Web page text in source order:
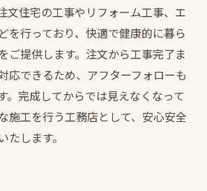
文住宅の工事やリフォーム工事、エ
を行っており、快適で健康的に暮ら
ご提供します。注文から工事完了ま
応できるため、アフターフォローも
。完成してからでは見えなくなって
施工を行う工務店として、安心安全
たします。